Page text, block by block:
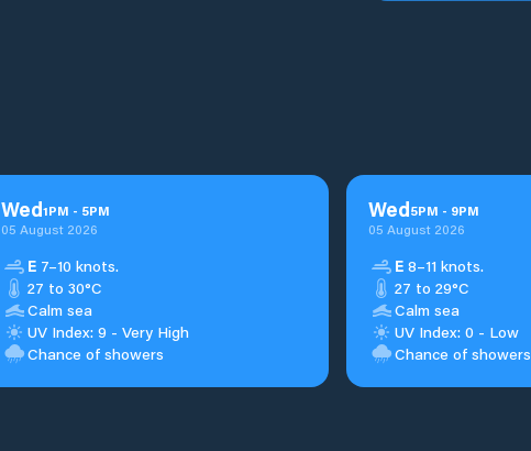
Wed1PM - 5PM
05 August 2026
E 7–10 knots.
27 to 30°C
Calm sea
UV Index: 9 - Very High
Chance of showers
Wed5PM - 9PM
05 August 2026
E 8–11 knots.
27 to 29°C
Calm sea
UV Index: 0 - Low
Chance of showers